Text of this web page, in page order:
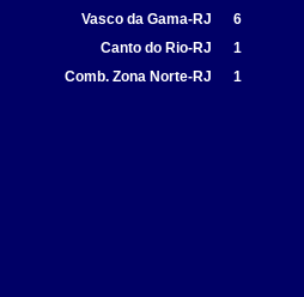
Vasco da Gama-RJ
6
Canto do Rio-RJ
1
Comb. Zona Norte-RJ
1